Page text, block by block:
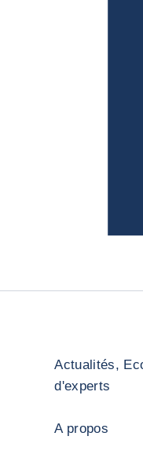
Actualités,
d'experts
A propos